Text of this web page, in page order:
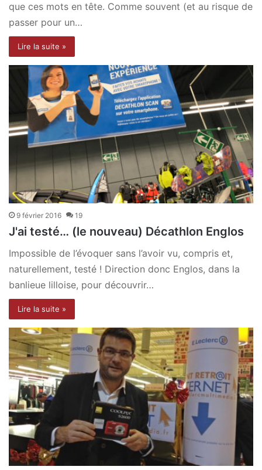
que ces mots en tête. Comme souvent (et au risque de
passer pour un…
Lire la suite »
9 février 2016 19
J'ai testé… (le nouveau) Décathlon Englos
Impossible de l’évoquer sans l’avoir vu, compris et,
naturellement, testé ! Direction donc Englos, dans la
banlieue lilloise, pour découvrir…
Lire la suite »